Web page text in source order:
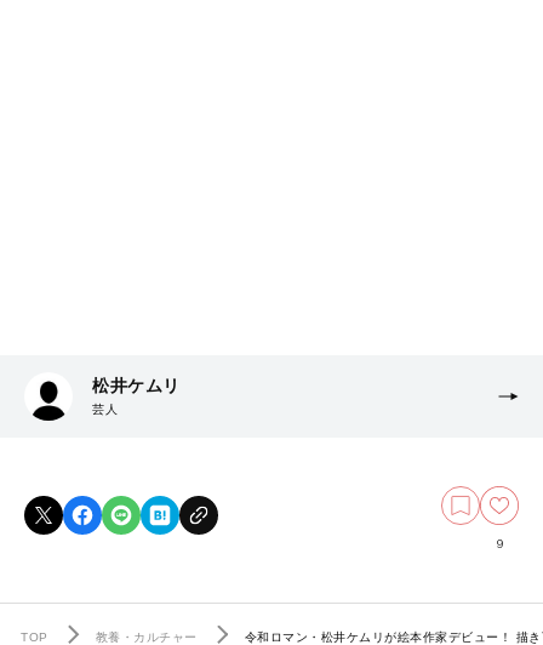
松井ケムリ
芸人
9
TOP 教養・カルチャー 令和ロマン・松井ケムリが絵本作家デビュー！ 描